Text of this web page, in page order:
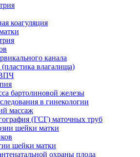
коагуляция
канала
влагалища)
бартолиновой железы
в гинекологии
массаж
(ГСГ) маточных труб
шейки матки
шейки матки
охраны плода